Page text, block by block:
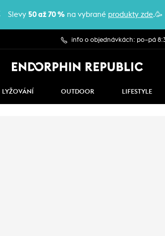
Slevy 50 až 70 % na vybrané produkty zde.🥳
info o objednávkách: po–pá
LYŽOVÁNÍ OUTDOOR LIFESTYLE